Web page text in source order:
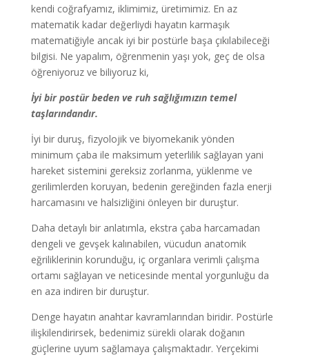
kendi coğrafyamız, iklimimiz, üretimimiz. En az
matematik kadar değerliydi hayatın karmaşık
matematiğiyle ancak iyi bir postürle başa çıkılabileceği
bilgisi. Ne yapalım, öğrenmenin yaşı yok, geç de olsa
öğreniyoruz ve biliyoruz ki,
İyi bir postür beden ve ruh sağlığımızın temel
taşlarındandır.
İyi bir duruş, fizyolojik ve biyomekanik yönden
minimum çaba ile maksimum yeterlilik sağlayan yani
hareket sistemini gereksiz zorlanma, yüklenme ve
gerilimlerden koruyan, bedenin gereğinden fazla enerji
harcamasını ve halsizliğini önleyen bir duruştur.
Daha detaylı bir anlatımla, ekstra çaba harcamadan
dengeli ve gevşek kalınabilen, vücudun anatomik
eğriliklerinin korunduğu, iç organlara verimli çalışma
ortamı sağlayan ve neticesinde mental yorgunluğu da
en aza indiren bir duruştur.
Denge hayatın anahtar kavramlarından biridir. Postürle
ilişkilendirirsek, bedenimiz sürekli olarak doğanın
güçlerine uyum sağlamaya çalışmaktadır. Yerçekimi